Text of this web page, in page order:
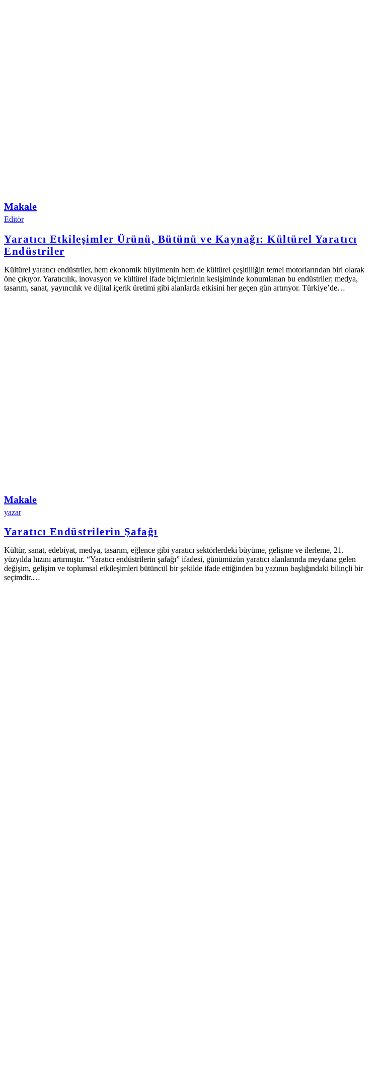
Makale
Editör
Yaratıcı Etkileşimler Ürünü, Bütünü ve Kaynağı: Kültürel Yaratıcı
Endüstriler
Kültürel yaratıcı endüstriler, hem ekonomik büyümenin hem de kültürel çeşitliliğin temel motorlarından biri olarak
öne çıkıyor. Yaratıcılık, inovasyon ve kültürel ifade biçimlerinin kesişiminde konumlanan bu endüstriler; medya,
tasarım, sanat, yayıncılık ve dijital içerik üretimi gibi alanlarda etkisini her geçen gün artırıyor. Türkiye’de…
Makale
yazar
Yaratıcı Endüstrilerin Şafağı
Kültür, sanat, edebiyat, medya, tasarım, eğlence gibi yaratıcı sektörlerdeki büyüme, gelişme ve ilerleme, 21.
yüzyılda hızını artırmıştır. “Yaratıcı endüstrilerin şafağı” ifadesi, günümüzün yaratıcı alanlarında meydana gelen
değişim, gelişim ve toplumsal etkileşimleri bütüncül bir şekilde ifade ettiğinden bu yazının başlığındaki bilinçli bir
seçimdir.…